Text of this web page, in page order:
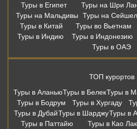
Туры в Египет
Туры на Шри
Туры на Мальдивы
Туры на
Туры в Китай
Туры во Вьетнам
Туры в Индию
Туры в Индонезию
Туры в ОАЭ
ТОП курортов
Туры в АланьюТуры в БелекТуры в
Туры в Бодрум
Туры в Хургаду
Туры в ДубайТуры в ШарджуТуры в
Туры в Паттайю
Туры в Као Лак